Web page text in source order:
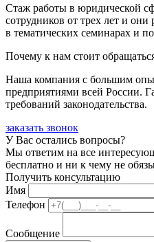
Стаж работы в юридической
сотрудников от трех лет и
в тематических семинарах и
Почему к нам стоит
Наша компания с большим
предприятиями всей России.
требований законодательства.
заказать звонок
У Вас остались вопросы?
Мы ответим на все
бесплатно и ни к чему не
Получить консультацию
Имя
Телефон
Сообщение